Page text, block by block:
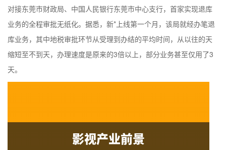
对接东莞市财政局、中国人民银行东莞市中心支行，首家实现退库
业务的全程审批无纸化。据悉，新*上线第一个月，该局就经办笔退
库业务，其中地税审批环节从受理到办结的平均时间，从以往的天
缩短至不到天，办理速度是原来的3倍以上，部分业务甚至仅用了3
天。